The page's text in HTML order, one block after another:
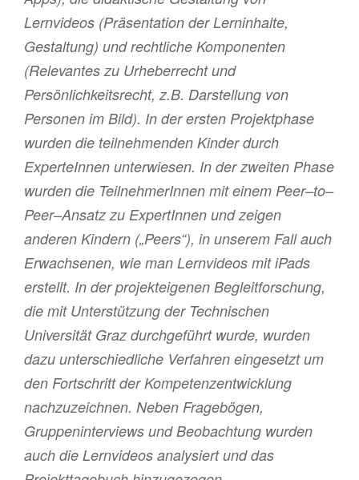
Lernvideos (Präsentation der Lerninhalte,
Gestaltung) und rechtliche Komponenten
(Relevantes zu Urheberrecht und
Persönlichkeitsrecht, z.B. Darstellung von
Personen im Bild). In der ersten Projektphase
wurden die teilnehmenden Kinder durch
ExperteInnen unterwiesen. In der zweiten Phase
wurden die TeilnehmerInnen mit einem Peer–to–
Peer–Ansatz zu ExpertInnen und zeigen
anderen Kindern („Peers“), in unserem Fall auch
Erwachsenen, wie man Lernvideos mit iPads
erstellt. In der projekteigenen Begleitforschung,
die mit Unterstützung der Technischen
Universität Graz durchgeführt wurde, wurden
dazu unterschiedliche Verfahren eingesetzt um
den Fortschritt der Kompetenzentwicklung
nachzuzeichnen. Neben Fragebögen,
Gruppeninterviews und Beobachtung wurden
auch die Lernvideos analysiert und das